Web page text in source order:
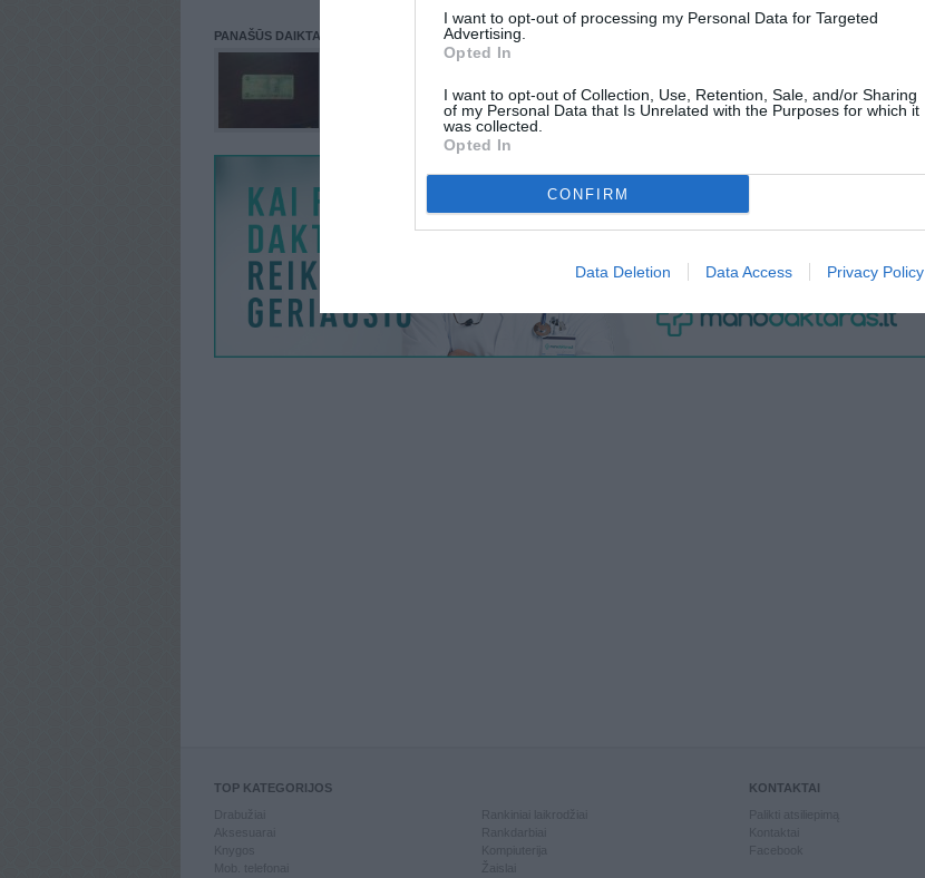
I want to opt-out of processing my Personal Data for Targeted
Advertising.
Opted In
I want to opt-out of Collection, Use, Retention, Sale, and/or Sharing
of my Personal Data that Is Unrelated with the Purposes for which it
was collected.
Opted In
CONFIRM
Data Deletion Data Access Privacy Policy
PANAŠŪS DAIKTAI
TOP KATEGORIJOS
Knygos
Mob. telefonai
Kompiuterija
Žaislai
KONTAKTAI
Kontaktai